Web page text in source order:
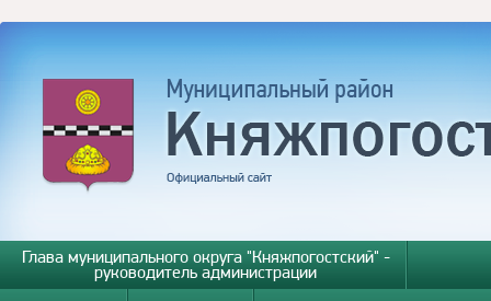
Глава муниципального округа "Княжпогостский" -
руководитель администрации